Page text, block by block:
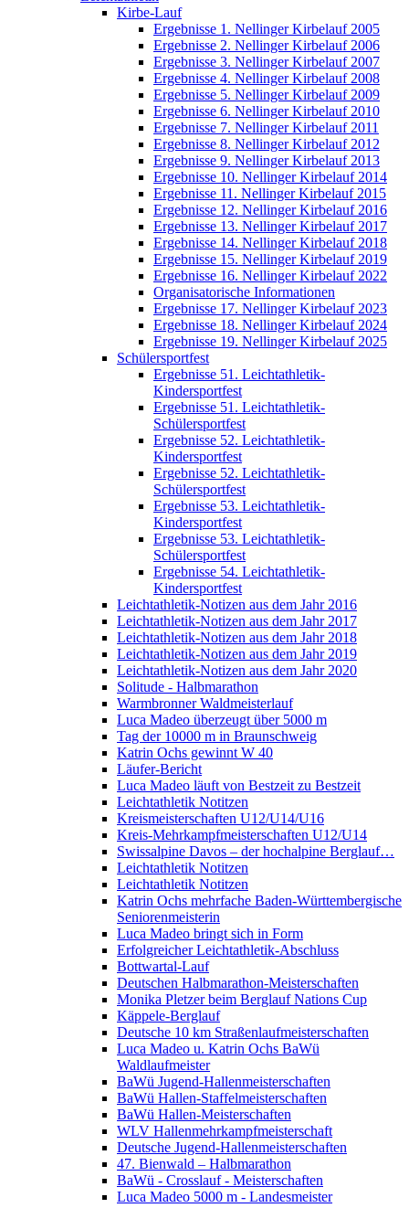
Kirbe-Lauf
Ergebnisse 1. Nellinger Kirbelauf 2005
Ergebnisse 2. Nellinger Kirbelauf 2006
Ergebnisse 3. Nellinger Kirbelauf 2007
Ergebnisse 4. Nellinger Kirbelauf 2008
Ergebnisse 5. Nellinger Kirbelauf 2009
Ergebnisse 6. Nellinger Kirbelauf 2010
Ergebnisse 7. Nellinger Kirbelauf 2011
Ergebnisse 8. Nellinger Kirbelauf 2012
Ergebnisse 9. Nellinger Kirbelauf 2013
Ergebnisse 10. Nellinger Kirbelauf 2014
Ergebnisse 11. Nellinger Kirbelauf 2015
Ergebnisse 12. Nellinger Kirbelauf 2016
Ergebnisse 13. Nellinger Kirbelauf 2017
Ergebnisse 14. Nellinger Kirbelauf 2018
Ergebnisse 15. Nellinger Kirbelauf 2019
Ergebnisse 16. Nellinger Kirbelauf 2022
Organisatorische Informationen
Ergebnisse 17. Nellinger Kirbelauf 2023
Ergebnisse 18. Nellinger Kirbelauf 2024
Ergebnisse 19. Nellinger Kirbelauf 2025
Schülersportfest
Ergebnisse 51. Leichtathletik-
Kindersportfest
Ergebnisse 51. Leichtathletik-
Schülersportfest
Ergebnisse 52. Leichtathletik-
Kindersportfest
Ergebnisse 52. Leichtathletik-
Schülersportfest
Ergebnisse 53. Leichtathletik-
Kindersportfest
Ergebnisse 53. Leichtathletik-
Schülersportfest
Ergebnisse 54. Leichtathletik-
Kindersportfest
Leichtathletik-Notizen aus dem Jahr 2016
Leichtathletik-Notizen aus dem Jahr 2017
Leichtathletik-Notizen aus dem Jahr 2018
Leichtathletik-Notizen aus dem Jahr 2019
Leichtathletik-Notizen aus dem Jahr 2020
Solitude - Halbmarathon
Warmbronner Waldmeisterlauf
Luca Madeo überzeugt über 5000 m
Tag der 10000 m in Braunschweig
Katrin Ochs gewinnt W 40
Läufer-Bericht
Luca Madeo läuft von Bestzeit zu Bestzeit
Leichtathletik Notitzen
Kreismeisterschaften U12/U14/U16
Kreis-Mehrkampfmeisterschaften U12/U14
Swissalpine Davos – der hochalpine Berglauf…
Leichtathletik Notitzen
Leichtathletik Notitzen
Katrin Ochs mehrfache Baden-Württembergische
Seniorenmeisterin
Luca Madeo bringt sich in Form
Erfolgreicher Leichtathletik-Abschluss
Bottwartal-Lauf
Deutschen Halbmarathon-Meisterschaften
Monika Pletzer beim Berglauf Nations Cup
Käppele-Berglauf
Deutsche 10 km Straßenlaufmeisterschaften
Luca Madeo u. Katrin Ochs BaWü
Waldlaufmeister
BaWü Jugend-Hallenmeisterschaften
BaWü Hallen-Staffelmeisterschaften
BaWü Hallen-Meisterschaften
WLV Hallenmehrkampfmeisterschaft
Deutsche Jugend-Hallenmeisterschaften
47. Bienwald – Halbmarathon
BaWü - Crosslauf - Meisterschaften
Luca Madeo 5000 m - Landesmeister